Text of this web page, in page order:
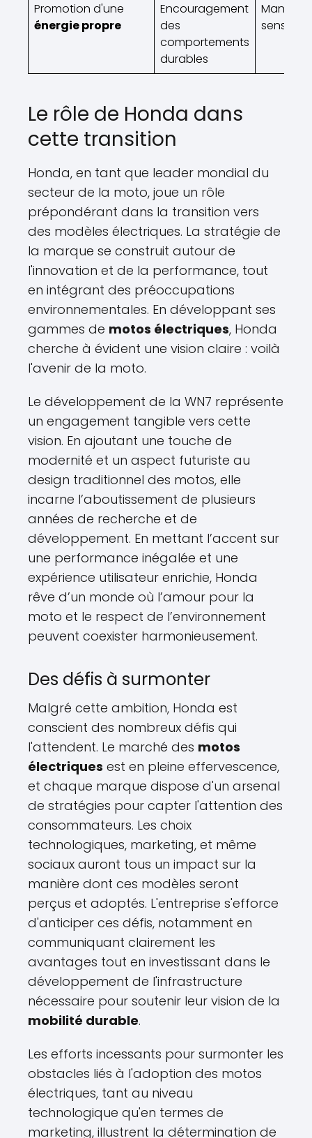
Promotion d'une
énergie propre
Encouragement
des
comportements
durables
Manque
Le rôle de Honda dans
cette transition
Honda, en tant que leader mondial du
secteur de la moto, joue un rôle
prépondérant dans la transition vers
des modèles électriques. La stratégie de
la marque se construit autour de
l'innovation et de la performance, tout
en intégrant des préoccupations
environnementales. En développant ses
gammes de motos électriques, Honda
cherche à évident une vision claire : voilà
l'avenir de la moto.
Le développement de la WN7 représente
un engagement tangible vers cette
vision. En ajoutant une touche de
modernité et un aspect futuriste au
design traditionnel des motos, elle
incarne l’aboutissement de plusieurs
années de recherche et de
développement. En mettant l’accent sur
une performance inégalée et une
expérience utilisateur enrichie, Honda
rêve d’un monde où l’amour pour la
moto et le respect de l’environnement
peuvent coexister harmonieusement.
Des défis à surmonter
Malgré cette ambition, Honda est
conscient des nombreux défis qui
l'attendent. Le marché des motos
électriques est en pleine effervescence,
et chaque marque dispose d'un arsenal
de stratégies pour capter l'attention des
consommateurs. Les choix
technologiques, marketing, et même
sociaux auront tous un impact sur la
manière dont ces modèles seront
perçus et adoptés. L'entreprise s'efforce
d'anticiper ces défis, notamment en
communiquant clairement les
avantages tout en investissant dans le
développement de l'infrastructure
nécessaire pour soutenir leur vision de la
mobilité durable.
Les efforts incessants pour surmonter les
obstacles liés à l'adoption des motos
électriques, tant au niveau
technologique qu'en termes de
marketing, illustrent la détermination de